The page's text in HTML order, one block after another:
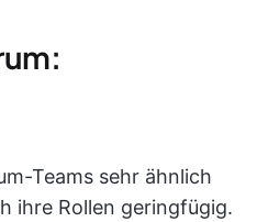
Teams sehr ähnlich
ihre Rollen geringfügig.